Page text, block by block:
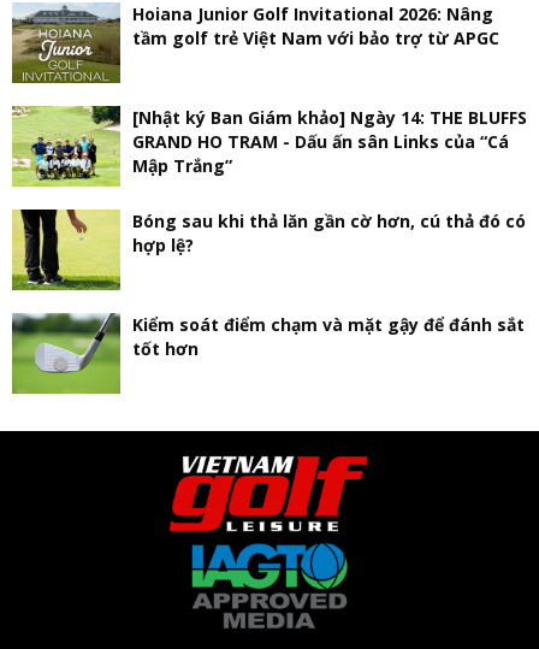
Hoiana Junior Golf Invitational 2026: Nâng
tầm golf trẻ Việt Nam với bảo trợ từ APGC
[Nhật ký Ban Giám khảo] Ngày 14: THE BLUFFS
GRAND HO TRAM - Dấu ấn sân Links của “Cá
Mập Trắng”
Bóng sau khi thả lăn gần cờ hơn, cú thả đó có
hợp lệ?
Kiểm soát điểm chạm và mặt gậy để đánh sắt
tốt hơn